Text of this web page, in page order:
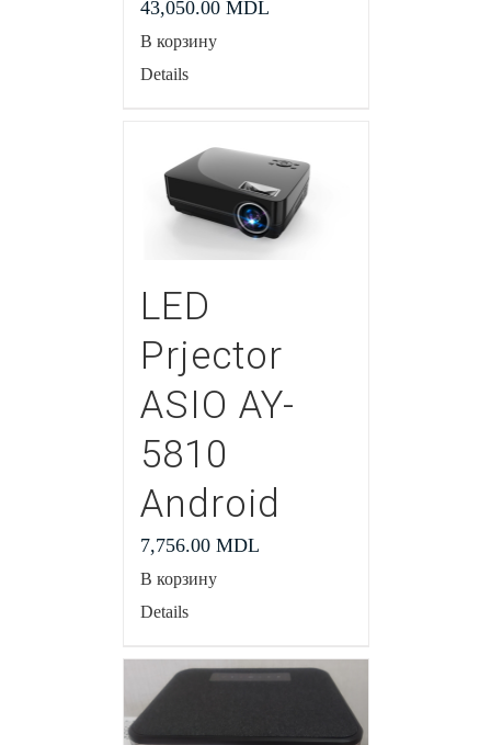
43,050.00 MDL
В корзину
Details
LED
Prjector
ASIO AY-
5810
Android
7,756.00 MDL
В корзину
Details